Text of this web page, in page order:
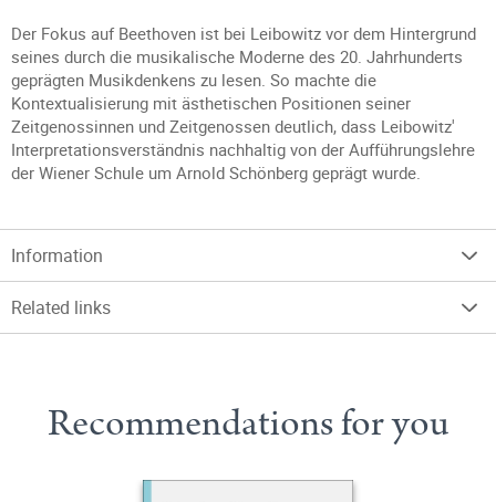
Der Fokus auf Beethoven ist bei Leibowitz vor dem Hintergrund
seines durch die musikalische Moderne des 20. Jahrhunderts
geprägten Musikdenkens zu lesen. So machte die
Kontextualisierung mit ästhetischen Positionen seiner
Zeitgenossinnen und Zeitgenossen deutlich, dass Leibowitz'
Interpretationsverständnis nachhaltig von der Aufführungslehre
der Wiener Schule um Arnold Schönberg geprägt wurde.
Information
Related links
Recommendations for you